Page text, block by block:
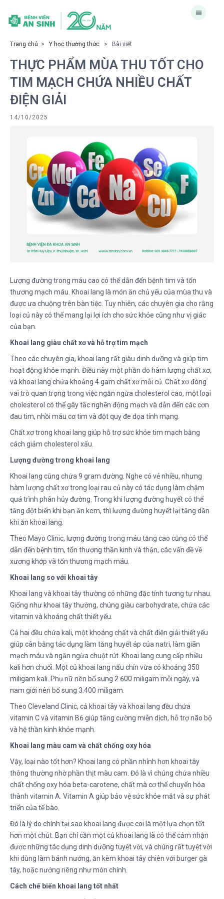
Trang chủ > Y học thường thức > Bài viết
THỰC PHẨM MÙA THU TỐT CHO
TIM MẠCH CHỨA NHIỀU CHẤT
ĐIỆN GIẢI
14/10/2025
Lượng đường trong máu cao có thể dẫn đến bệnh tim và tổn
thương mạch máu. Khoai lang là món ăn chủ yếu của mùa thu và
được ưa chuộng trên bàn tiệc. Tuy nhiên, các chuyên gia cho rằng
loại củ này có thể mang lại lợi ích cho sức khỏe cũng như vị giác
của bạn.
Khoai lang giàu chất xơ và hỗ trợ tim mạch
Theo các chuyên gia, khoai lang rất giàu dinh dưỡng và giúp tim
hoạt động khỏe mạnh. Điều này một phần do hàm lượng chất xơ,
và khoai lang chứa khoảng 4 gam chất xơ mỗi củ. Chất xơ đóng
vai trò quan trọng trong việc ngăn ngừa cholesterol cao, một loại
cholesterol có thể gây tắc nghẽn động mạch và dẫn đến các cơn
đau tim, nhồi máu cơ tim và đột quỵ đe dọa tính mạng.
Chất xơ trong khoai lang giúp hỗ trợ sức khỏe tim mạch bằng
cách giảm cholesterol xấu.
Lượng đường trong khoai lang
Khoai lang cũng chứa 9 gram đường. Nghe có vẻ nhiều, nhưng
hàm lượng chất xơ trong loại rau củ này có tác dụng làm chậm
quá trình phân hủy đường. Trong khi lượng đường huyết có thể
tăng đột biến khi bạn ăn kem, thì lượng đường huyết lại tăng dần
khi ăn khoai lang.
Theo Mayo Clinic, lượng đường trong máu tăng cao cũng có thể
dẫn đến bệnh tim, tổn thương thần kinh và thận, các vấn đề về
xương khớp và tổn thương mạch máu.
Khoai lang so với khoai tây
Khoai lang và khoai tây thường có những đặc tính tương tự nhau.
Giống như khoai tây thường, chúng giàu carbohydrate, chứa các
vitamin và khoáng chất thiết yếu.
Cả hai đều chứa kali, một khoáng chất và chất điện giải thiết yếu
giúp cân bằng tác dụng làm tăng huyết áp của natri, làm giãn
mạch máu và ngăn ngừa chuột rút. Khoai lang cung cấp nhiều
kali hơn chuối. Một củ khoai lang nấu chín vừa có khoảng 350
miligam kali. Phụ nữ nên bổ sung 2.600 miligam mỗi ngày, và
nam giới nên bổ sung 3.400 miligam.
Theo Cleveland Clinic, cả khoai tây và khoai lang đều chứa
vitamin C và vitamin B6 giúp tăng cường miễn dịch, hỗ trợ não bộ
và hệ thần kinh khỏe mạnh.
Khoai lang màu cam và chất chống oxy hóa
Vậy, loại nào tốt hơn? Khoai lang có phần nhỉnh hơn khoai tây
thông thường nhờ phần thịt màu cam. Đó là vì chúng chứa nhiều
chất chống oxy hóa beta-carotene, chất mà cơ thể chuyển hóa
thành vitamin A. Vitamin A giúp bảo vệ sức khỏe mắt và sự phát
triển của tế bào.
Đó là lý do chính tại sao khoai lang được coi là một lựa chọn tốt
hơn một chút. Bạn chỉ cần một củ khoai lang là có thể cảm nhận
được những tác dụng dinh dưỡng tuyệt vời, và chúng rất tuyệt vời
khi dùng làm bánh nướng, ăn kèm khoai tây chiên với burger gà
tây, hoặc nướng riêng như món chính.
Cách chế biến khoai lang tốt nhất